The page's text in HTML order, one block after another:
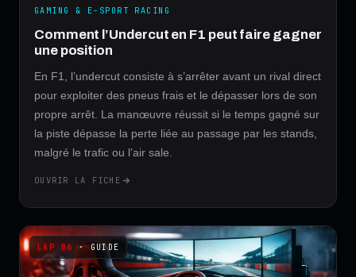
GAMING & E-SPORT RACING
Comment l’Undercut en F1 peut faire gagner
une position
En F1, l’undercut consiste à s’arrêter avant un rival direct
pour exploiter des pneus frais et le dépasser lors de son
propre arrêt. La manœuvre réussit si le temps gagné sur
la piste dépasse la perte liée au passage par les stands,
malgré le trafic ou l’air sale.
OUVRIR LA FICHE
· GUIDE